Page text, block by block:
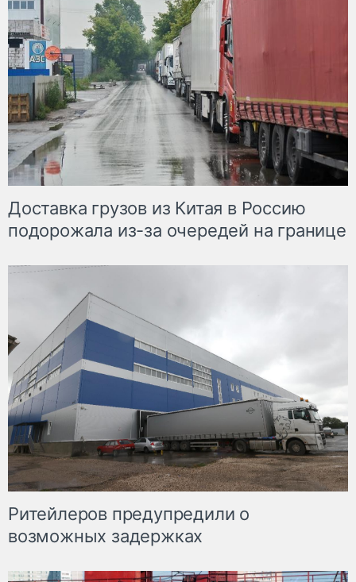
Доставка грузов из Китая в Россию
подорожала из-за очередей на границе
Ритейлеров предупредили о
возможных задержках